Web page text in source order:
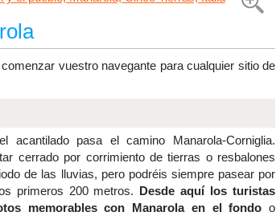
vuestro navegante para cualquier sitio de
acantilado pasa el camino Manarola-Corniglia.
cerrado por corrimiento de tierras o resbalones
de las lluvias, pero podréis siempre pasear por
primeros 200 metros. Desde aquí los turistas
memorables con Manarola en el fondo o